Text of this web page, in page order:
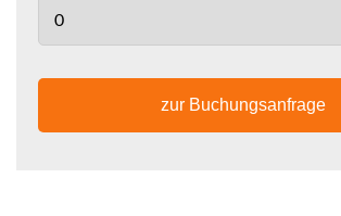
zur Buchungsanfrage